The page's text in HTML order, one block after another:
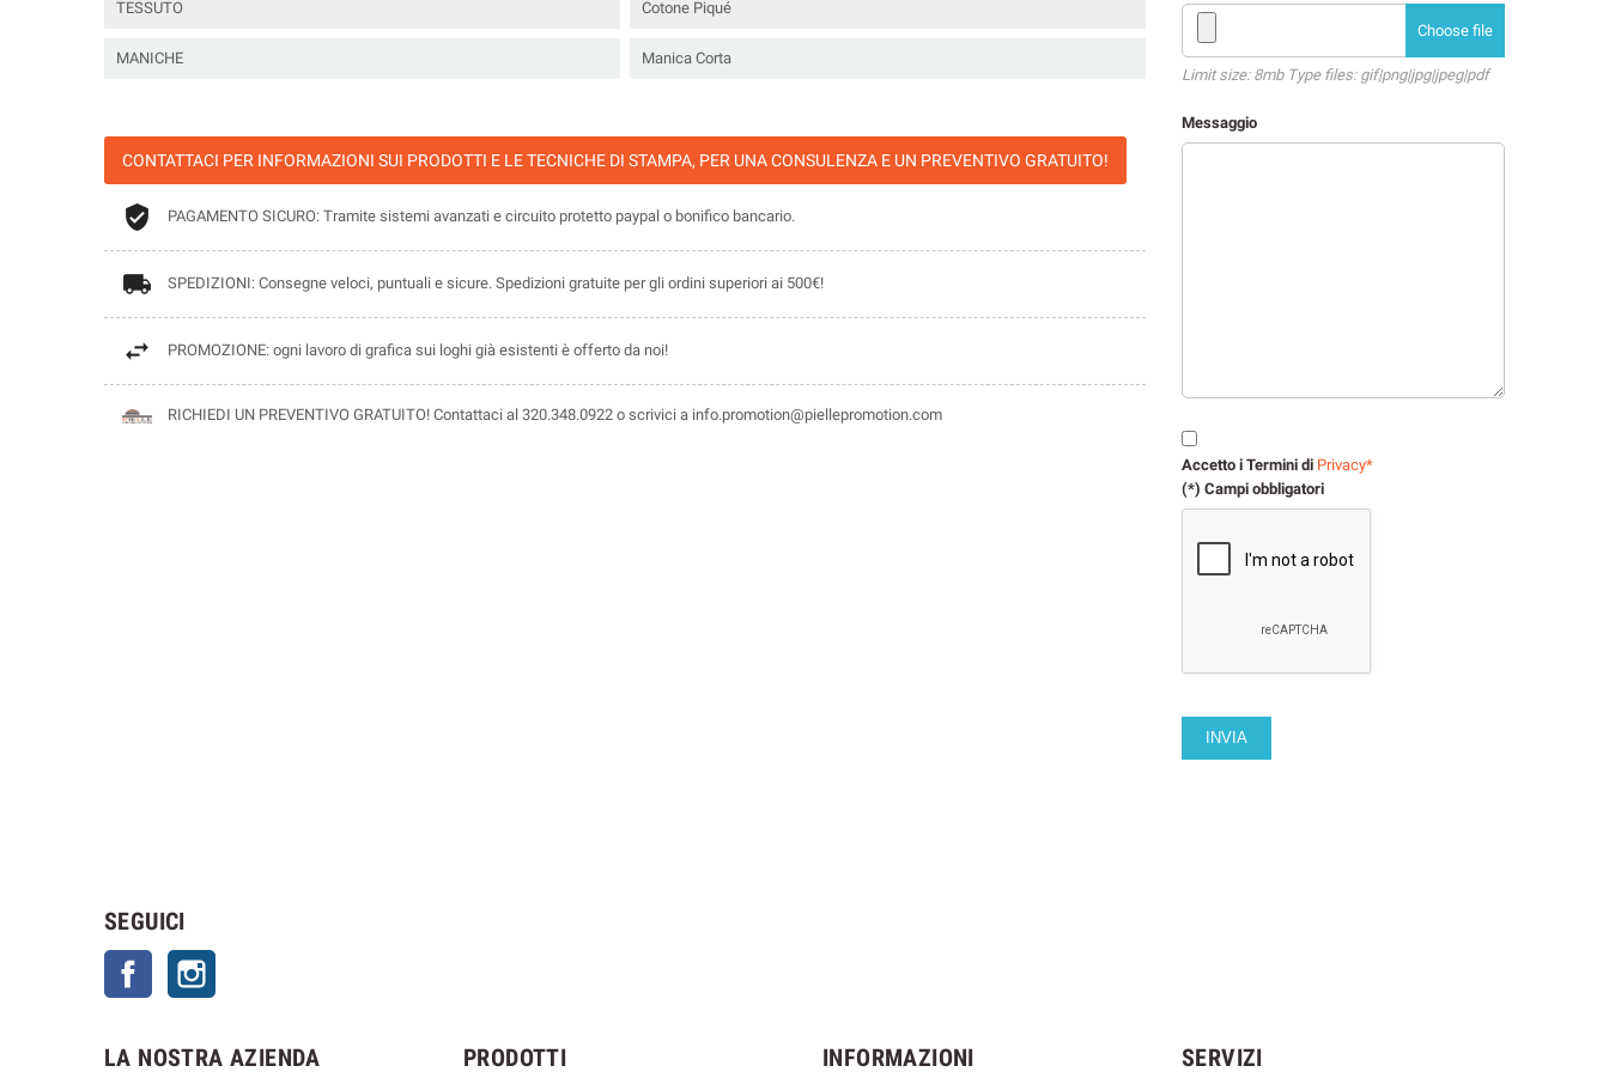
TESSUTO Cotone Piqué
MANICHE Manica Corta
CONTATTACI PER INFORMAZIONI SUI PRODOTTI E LE TECNICHE DI STAMPA, PER UNA CONSULENZA E UN PREVENTIVO GRATUITO!
PAGAMENTO SICURO: Tramite sistemi avanzati e circuito protetto paypal o bonifico bancario.
SPEDIZIONI: Consegne veloci, puntuali e sicure. Spedizioni gratuite per gli ordini superiori ai 500€!
PROMOZIONE: ogni lavoro di grafica sui loghi già esistenti è offerto da noi!
RICHIEDI UN PREVENTIVO GRATUITO! Contattaci al 320.348.0922 o scrivici a info.promotion@piellepromotion.com
Choose file
Limit size: 8mb Type files: gif|png|jpg|jpeg|pdf
Messaggio
Accetto i Termini di Privacy*
(*) Campi obbligatori
SEGUICI
Facebook
LA NOSTRA AZIENDA PRODOTTI INFORMAZIONI SERVIZI